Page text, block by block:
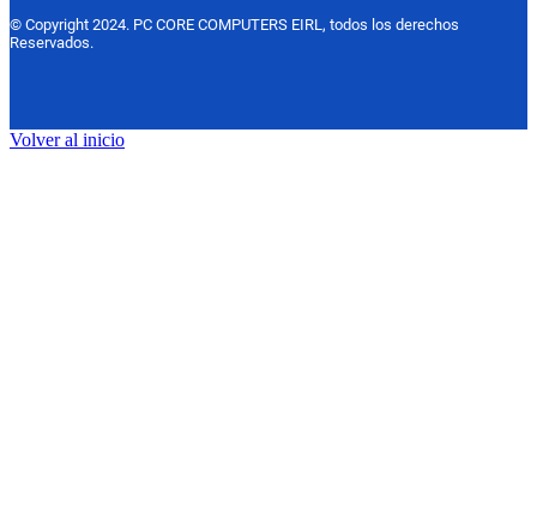
© Copyright 2024. PC CORE COMPUTERS EIRL, todos los derechos
Reservados.
Volver al inicio